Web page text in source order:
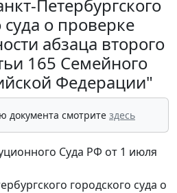
Петербургского
суда о проверке
абзаца второго
165 Семейного
Федерации"
документа смотрите здесь
Суда РФ от 1 июля
городского суда о